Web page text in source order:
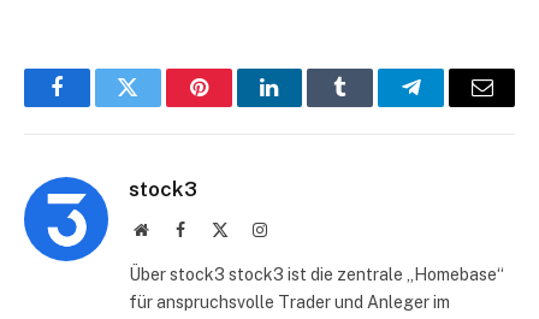
FacebookTwitter PinterestLinkedInTumblr TelegramE-
stock3
WebsiteFacebook Instagram
Über stock3 stock3 ist die zentrale „Homebase“
für anspruchsvolle Trader und Anleger im